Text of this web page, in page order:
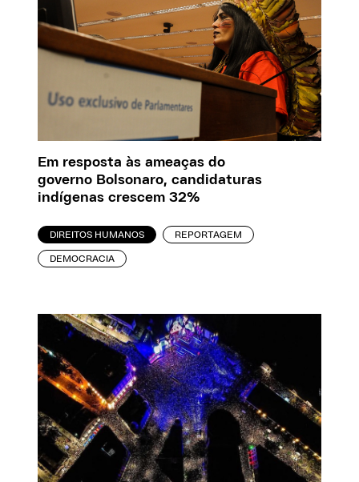
Em resposta às ameaças do
governo Bolsonaro, candidaturas
indígenas crescem 32%
DIREITOS HUMANOS REPORTAGEM
DEMOCRACIA